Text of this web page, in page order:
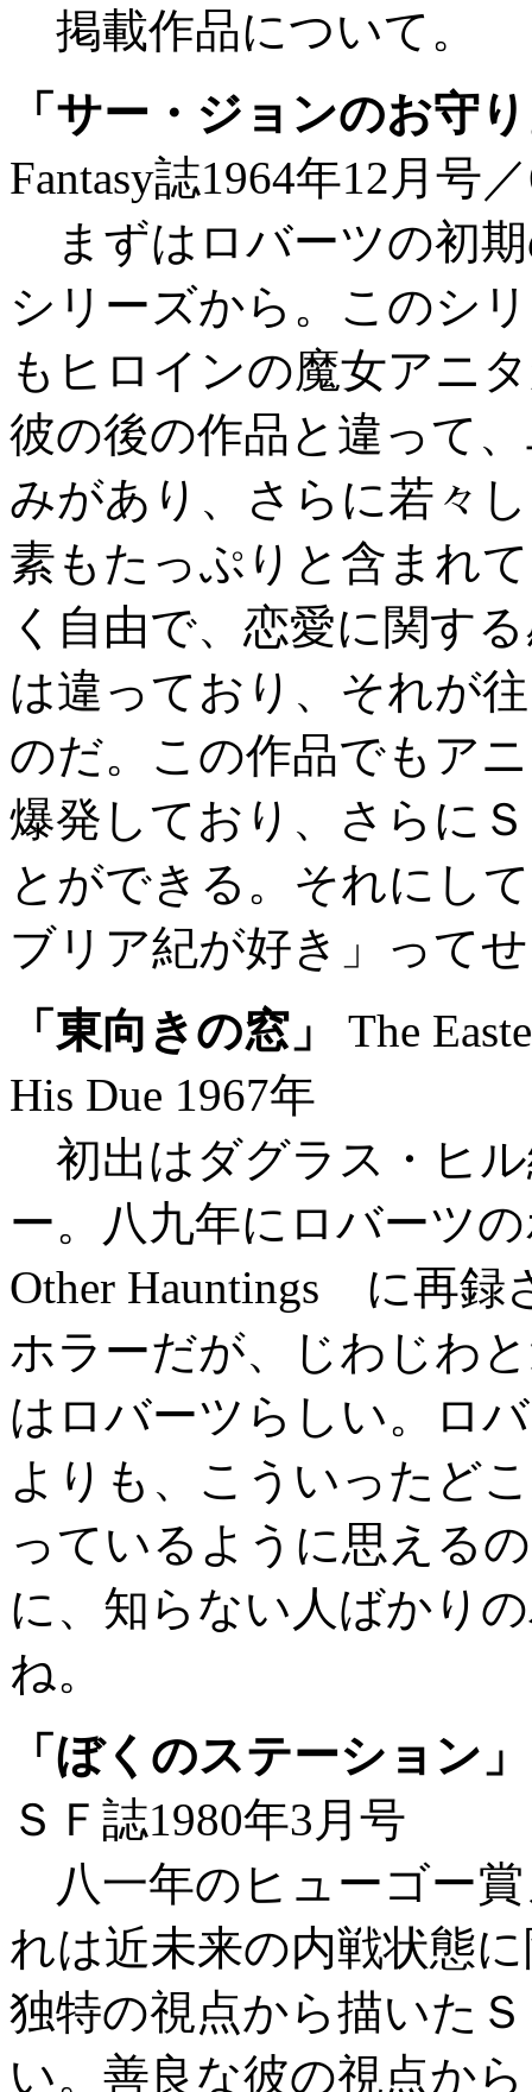
掲載作品について。
「サー・ジョンのお守
Fantasy誌1964年12月号
まずはロバーツの初
シリーズから。このシ
もヒロインの魔女アニ
彼の後の作品と違って
みがあり、さらに若々
素もたっぷりと含まれ
く自由で、恋愛に関す
は違っており、それが
のだ。この作品でもア
爆発しており、さらに
とができる。それにし
ブリア紀が好き」って
「東向きの窓」
The
His Due 1967年
初出はダグラス・ヒ
ー。八九年にロバーツ
Other Hauntings に再録
ホラーだが、じわじわ
はロバーツらしい。ロ
よりも、こういったど
っているように思える
に、知らない人ばかり
ね。
「ぼくのステーション」
ＳＦ誌1980年3月号
八一年のヒューゴー
れは近未来の内戦状態
独特の視点から描いた
い。善良な彼の視点か